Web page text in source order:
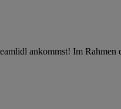
ankommst! Im Rahmen
Anzeige von